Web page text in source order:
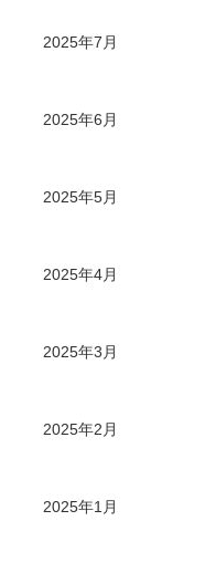
2025年7月
2025年6月
2025年5月
2025年4月
2025年3月
2025年2月
2025年1月